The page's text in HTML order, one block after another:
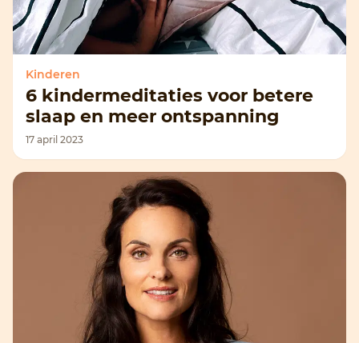
Kinderen
6 kindermeditaties voor betere
slaap en meer ontspanning
17 april 2023